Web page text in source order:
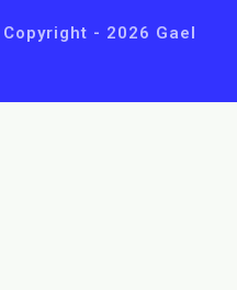
Copyright - 2026 Gael